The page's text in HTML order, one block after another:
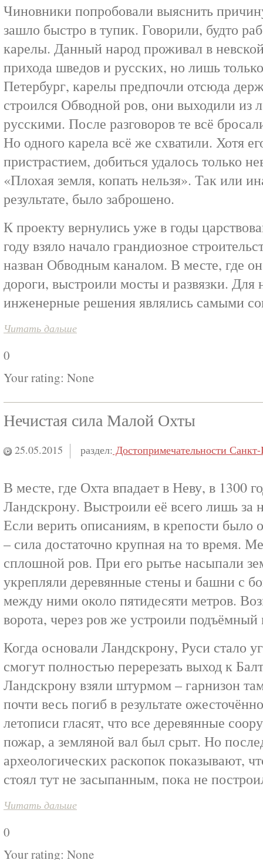
Чиновники попробовали выяснить
зашло быстро в тупик. Говорили, будто
карелы. Данный народ проживал в
прихода шведов и русских, но лишь
Петербург, карелы предпочли отсюда
строился Обводной ров, они выходили из
русскими. После разговоров те всё
Но одного карела всё же схватили. Хотя
пристрастием, добиться удалось только
«Плохая земля, копать нельзя». Так или
результате, было заброшено.
К проекту вернулись уже в годы
году взяло начало грандиозное
назван Обводным каналом. В месте, где
дороги, выстроили мосты и развязки. Для
инженерные решения являлись самыми
Читать дальше
0
Your rating: None
Нечистая сила Малой Охты
25.05.2015 раздел: Достопримечательности Санкт-
В месте, где Охта впадает в Неву, в 1300
Ландскрону. Выстроили её всего лишь за
Если верить описаниям, в крепости было
– сила достаточно крупная на то время.
сплошной ров. При его рытье насыпали
укрепляли деревянные стены и башни с
между ними около пятидесяти метров.
ворота, через ров же устроили подъёмный
Когда основали Ландскрону, Руси стало
смогут полностью перерезать выход к
Ландскрону взяли штурмом – гарнизон
почти весь погиб в результате
летописи гласят, что все деревянные
пожар, а земляной вал был срыт. Но
археологических раскопок показывают,
стоял тут не засыпанным, пока не
Читать дальше
0
Your rating: None